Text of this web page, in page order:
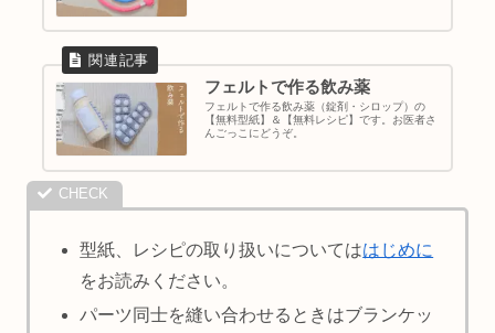
フェルトで作る飲み薬
フェルトで作る飲み薬（錠剤・シロップ）の
【無料型紙】＆【無料レシピ】です。お医者さ
んごっこにどうぞ。
型紙、レシピの取り扱いについてははじめに
をお読みください。
パーツ同士を縫い合わせるときはブランケッ